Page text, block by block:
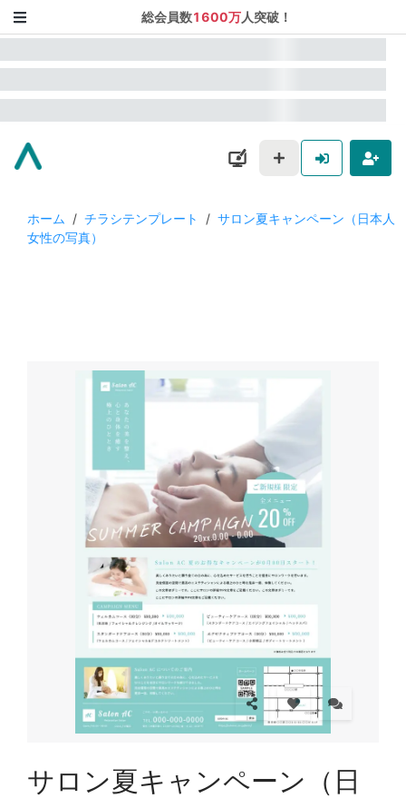
総会員数1600万人突破！
ホーム / チラシテンプレート / サロン夏キャンペーン（日本人
女性の写真）
サロン夏キャンペーン（日